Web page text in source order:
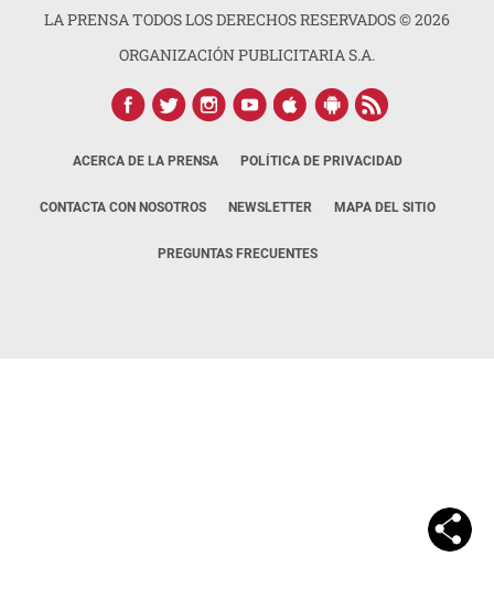
LA PRENSA TODOS LOS DERECHOS RESERVADOS ©2026
ORGANIZACIÓN PUBLICITARIA S.A.
ACERCA DE LA PRENSA POLÍTICA DE PRIVACIDAD
CONTACTA CON NOSOTROS NEWSLETTER MAPA DEL SITIO
PREGUNTAS FRECUENTES